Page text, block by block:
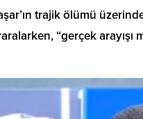
trajik ölümü
“gerçek